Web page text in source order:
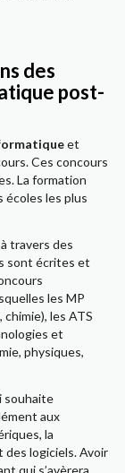
des
post-
et
Ces concours
La formation
écoles les plus
travers des
sont écrites et
les MP
les ATS
et
physiques,
souhaite
aux
la
logiciels. Avoir
qui s’avèrera